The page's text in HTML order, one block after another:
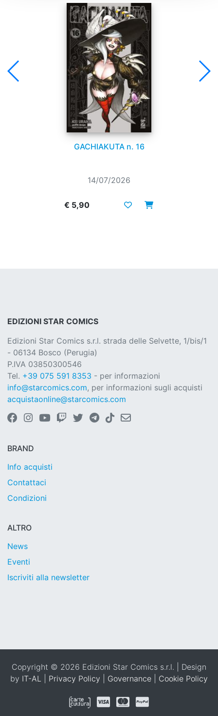
GACHIAKUTA n. 16
14/07/2026
€ 5,90
EDIZIONI STAR COMICS
Edizioni Star Comics s.r.l. strada delle Selvette, 1/bis/1
- 06134 Bosco (Perugia)
P.IVA 03850300546
Tel. +39 075 591 8353 - per informazioni
info@starcomics.com, per informazioni sugli acquisti
acquistaonline@starcomics.com
BRAND
Info acquisti
Contattaci
Condizioni
ALTRO
News
Eventi
Iscriviti alla newsletter
Copyright © 2026 Edizioni Star Comics s.r.l. | Design
by IT-AL Privacy Policy Governance Cookie Policy